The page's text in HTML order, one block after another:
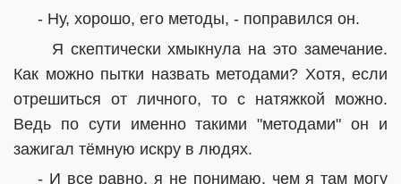
- Ну, хорошо, его методы, - поправился он.
Я скептически хмыкнула на это замечание.
Как можно пытки назвать методами? Хотя, если
отрешиться от личного, то с натяжкой можно.
Ведь по сути именно такими "методами" он и
зажигал тёмную искру в людях.
- И все равно, я не понимаю, чем я там могу